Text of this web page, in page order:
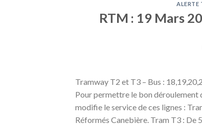
ALERTE
RTM : 19 Mars
Tramway T2 et T3 – Bus :
Pour permettre le bon déroulement
modifie le service de ces lignes :
Réformés Canebière. Tram T3 : De